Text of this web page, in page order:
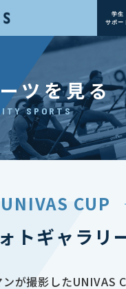
学生
サポー
ツを見る
SPORTS
UNIVAS CUP
トギャラリ
が撮影したUNIVAS